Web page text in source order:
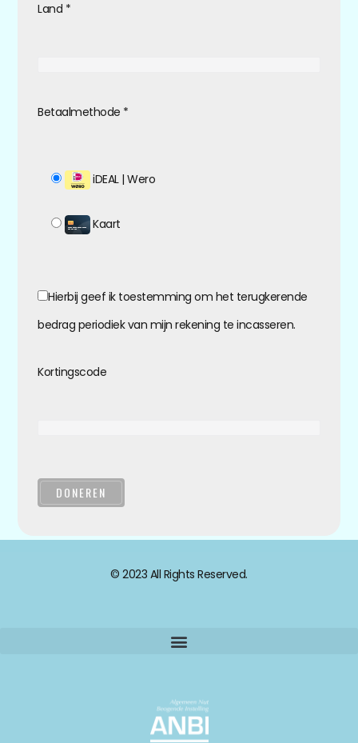
Land *
Betaalmethode *
iDEAL | Wero
Kaart
Hierbij geef ik toestemming om het terugkerende
bedrag periodiek van mijn rekening te incasseren.
Kortingscode
DONEREN
© 2023 All Rights Reserved.